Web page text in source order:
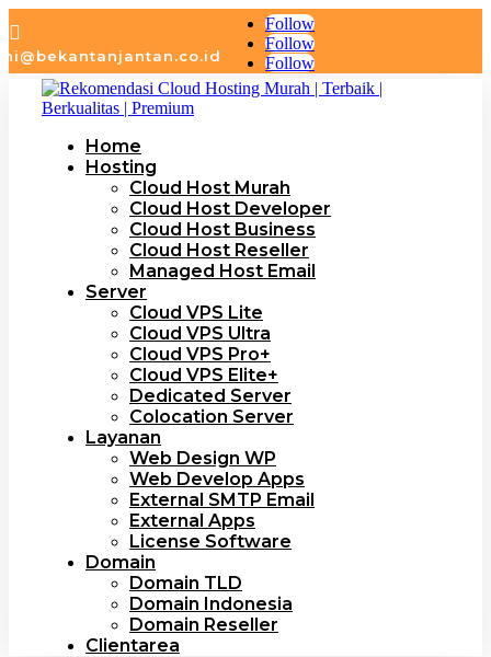

hi@bekantanjantan.co.id
Follow
Follow
Follow
Home
Hosting
Cloud Host Murah
Cloud Host Developer
Cloud Host Business
Cloud Host Reseller
Managed Host Email
Server
Cloud VPS Lite
Cloud VPS Ultra
Cloud VPS Pro+
Cloud VPS Elite+
Dedicated Server
Colocation Server
Layanan
Web Design WP
Web Develop Apps
External SMTP Email
External Apps
License Software
Domain
Domain TLD
Domain Indonesia
Domain Reseller
Clientarea